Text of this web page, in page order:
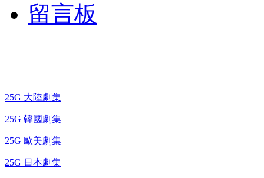
留言板
25G 大陸劇集
25G 韓國劇集
25G 歐美劇集
25G 日本劇集